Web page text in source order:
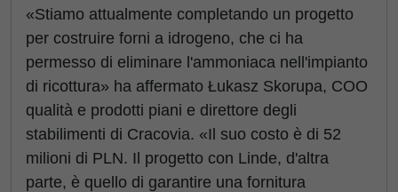
«Stiamo attualmente completando un progetto
per costruire forni a idrogeno, che ci ha
permesso di eliminare l'ammoniaca nell'impianto
di ricottura» ha affermato Łukasz Skorupa, COO
qualità e prodotti piani e direttore degli
stabilimenti di Cracovia. «Il suo costo è di 52
milioni di PLN. Il progetto con Linde, d'altra
parte, è quello di garantire una fornitura